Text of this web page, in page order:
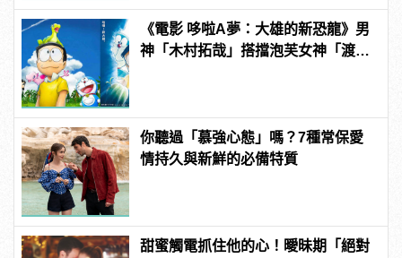
《電影 哆啦A夢：大雄的新恐龍》男
神「木村拓哉」搭擋泡芙女神「渡邊
你聽過「慕強心態」嗎？7種常保愛
情持久與新鮮的必備特質
甜蜜觸電抓住他的心！曖昧期「絕對